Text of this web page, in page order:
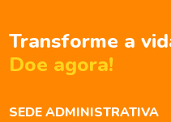
Transforme a
Doe agora!
SEDE ADMINISTRATIVA